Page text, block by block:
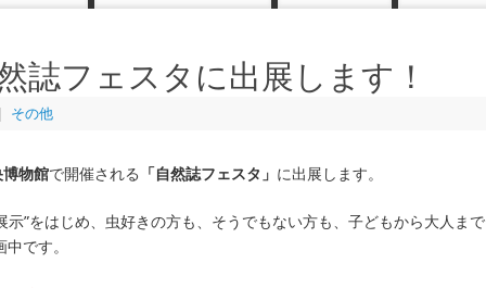
誌フェスタに出展します！
その他
物館で開催される 「自然誌フェスタ」 に出展します。
示”をはじめ、虫好きの方も、そうでもない方も、子どもから大人まで
です。